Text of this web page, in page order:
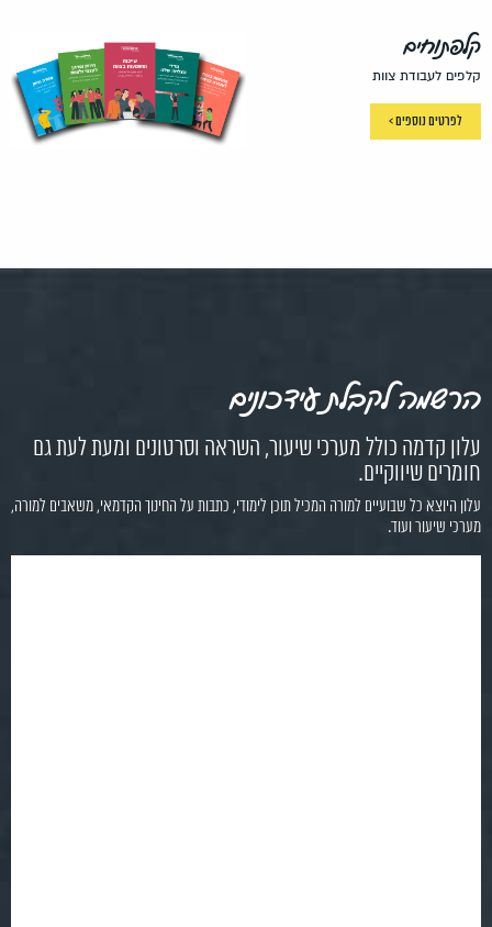
קלפתוחים
קלפים לעבודת צוות
לפרטים נוספים >
הרשמה לקבלת עידכונים
עלון קדמה כולל מערכי שיעור, השראה וסרטונים ומעת לעת גם
חומרים שיווקיים.
עלון היוצא כל שבועיים למורה המכיל תוכן לימודי, כתבות על החינוך הקדמאי, משאבים למורה,
מערכי שיעור ועוד.